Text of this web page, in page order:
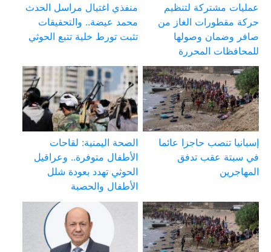
عمليات مشتركة لتنظيم
حركة مقطورات الغاز من
صافر وضمان وصولها
للمحافظات المحررة
منفذي اغتيال مراسل الحدث
محمد عيضة.. والتحقيقات
تثبت تورط خلية تتبع الحوثي
إسبانيا تنصب حاجزا عائما
في سبتة عقب تدفق
المهاجرين
الصحة اليمنية: لقاحات
الأطفال متوفرة.. وعراقيل
الحوثي تهدد بعودة شلل
الأطفال والحصبة